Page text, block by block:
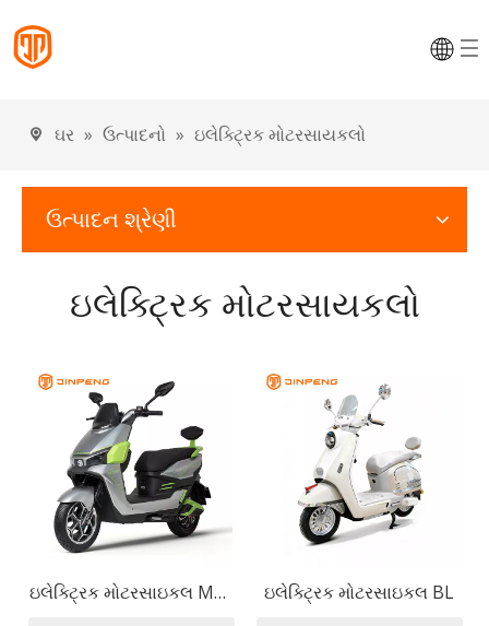
ઘર » ઉત્પાદનો » ઇલેક્ટ્રિક મોટરસાયકલો
ઇલેક્ટ્રિક મોટરસાયકલો
ઇલેક્ટ્રિક મોટરસાઇકલ MG-
ઇલેક્ટ્રિક મોટરસાઇકલ BL
ઉત્પાદન શ્રેણી